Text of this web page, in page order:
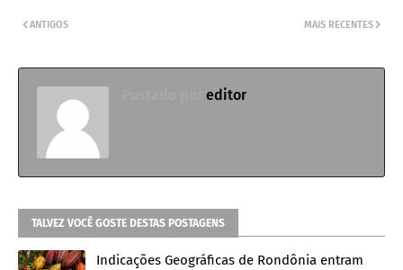
MAIS RECENTES
ANTIGOS
editor
TALVEZ VOCÊ GOSTE DESTAS POSTAGENS
Indicações Geográficas de Rondônia entram